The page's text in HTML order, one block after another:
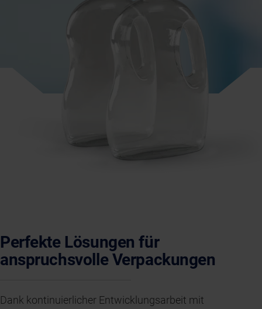
Perfekte Lösungen für
anspruchsvolle Verpackungen
Dank kontinuierlicher Entwicklungsarbeit mit